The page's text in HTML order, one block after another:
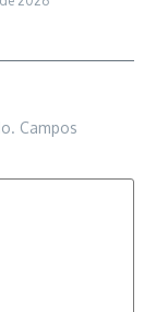
Campos